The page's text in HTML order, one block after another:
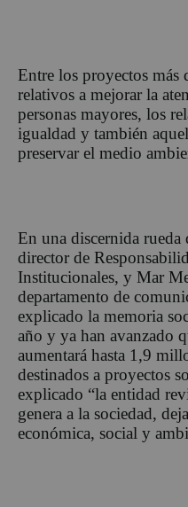
Entre los proyectos más
relativos a mejorar la
personas mayores, los
igualdad y también
preservar el medio
En una discernida rueda
director de
Institucionales, y Mar
departamento de
explicado la memoria
año y ya han avanzado
aumentará hasta 1,9
destinados a proyectos
explicado “la entidad
genera a la sociedad,
económica, social y